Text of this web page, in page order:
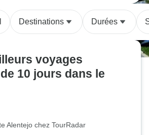
Destinations Durées
voyages
10 jours dans le
Alentejo chez TourRadar